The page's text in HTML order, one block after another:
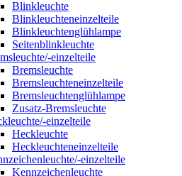
Blinkleuchte
Blinkleuchteneinzelteile
Blinkleuchtenglühlampe
Seitenblinkleuchte
einzelteile
Bremsleuchte
Bremsleuchteneinzelteile
Bremsleuchtenglühlampe
Zusatz-Bremsleuchte
einzelteile
Heckleuchte
Heckleuchteneinzelteile
einzelteile
Kennzeichenleuchte